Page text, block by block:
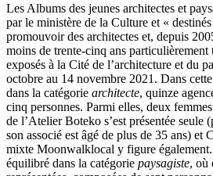
Les Albums des jeunes architectes et
par le ministère de la Culture et «
promouvoir des architectes et, depuis
moins de trente-cinq ans particulièrement
exposés à la Cité de l’architecture et du
octobre au 14 novembre 2021. Dans
dans la catégorie architecte, quinze
cinq personnes. Parmi elles, deux
de l’Atelier Boteko s’est présentée seule
son associé est âgé de plus de 35 ans) et
mixte Moonwalklocal y figure
équilibré dans la catégorie paysagiste, où